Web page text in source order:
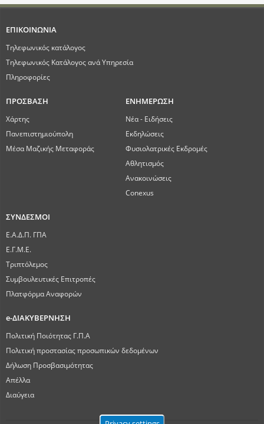
ΕΠΙΚΟΙΝΩΝΙΑ
Τηλεφωνικός κατάλογος
Τηλεφωνικός Κατάλογος ανά Υπηρεσία
Πληροφορίες
ΠΡΟΣΒΑΣΗ
Χάρτης
Πανεπιστημιούπολη
Μέσα Μαζικής Μεταφοράς
ΕΝΗΜΕΡΩΣΗ
Νέα - Ειδήσεις
Εκδηλώσεις
Φυσιολατρικές Εκδρομές
Αθλητισμός
Ανακοινώσεις
Conexus
ΣΥΝΔΕΣΜΟΙ
Ε.Α.Δ.Π. ΓΠΑ
Ε.Γ.Μ.Ε.
Τριπτόλεμος
Συμβουλευτικές Επιτροπές
Πλατφόρμα Αναφορών
e-ΔΙΑΚΥΒΕΡΝΗΣΗ
Πολιτική Ποιότητας Γ.Π.Α
Πολιτική προστασίας προσωπικών δεδομένων
Δήλωση Προσβασιμότητας
Απέλλα
Διαύγεια